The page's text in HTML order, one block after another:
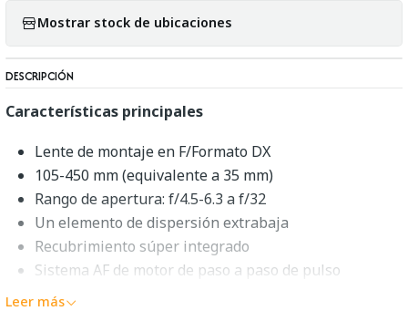
Mostrar stock de ubicaciones
DESCRIPCIÓN
Características principales
Lente de montaje en F/Formato DX
105-450 mm (equivalente a 35 mm)
Rango de apertura: f/4.5-6.3 a f/32
Un elemento de dispersión extrabaja
Recubrimiento súper integrado
Sistema AF de motor de paso a paso de pulso
Acceder a la configuración de la lente en el menú de
Leer más